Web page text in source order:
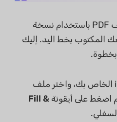
تتيح لك UPDF توقيع ملف PDF باستخدام نسخة
المكتوب بخط اليد. إليك
بخطوة.
افتح UPDF على جهاز iOS الخاص بك، واختر ملف
Fill &